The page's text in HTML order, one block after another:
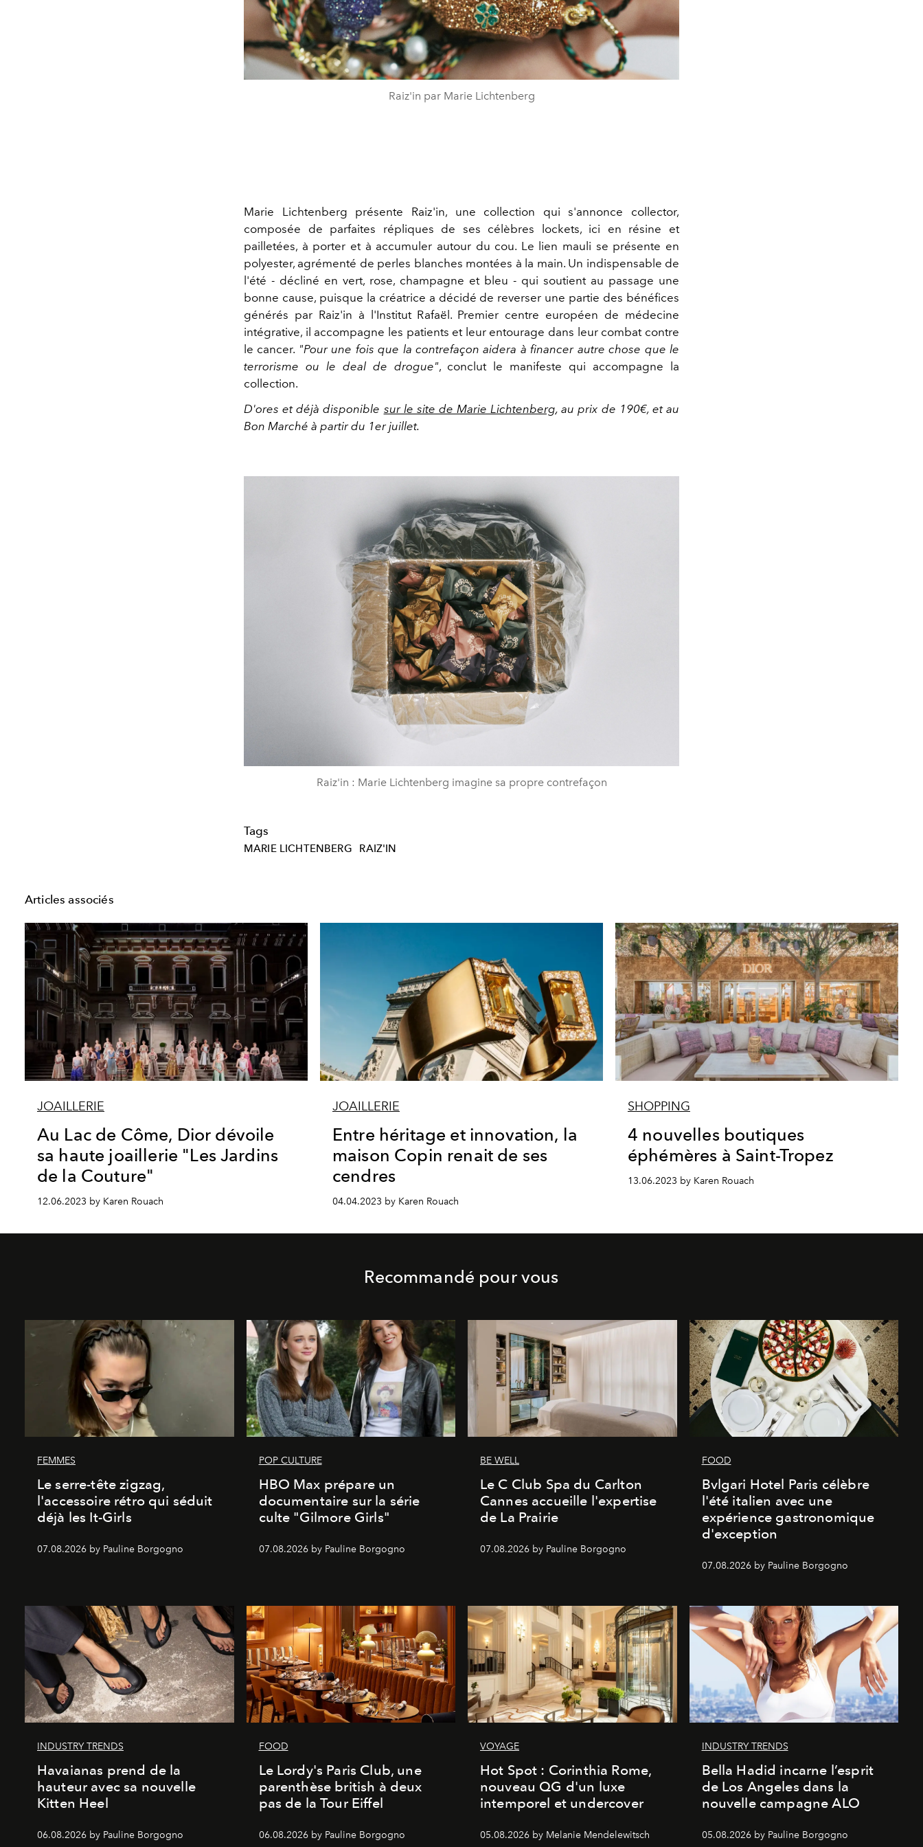
Raiz'in par Marie Lichtenberg
Marie Lichtenberg présente Raiz'in, une collection qui s'annonce collector,
composée de parfaites répliques de ses célèbres lockets, ici en résine et
pailletées, à porter et à accumuler autour du cou. Le lien mauli se présente en
polyester, agrémenté de perles blanches montées à la main. Un indispensable de
l'été - décliné en vert, rose, champagne et bleu - qui soutient au passage une
bonne cause, puisque la créatrice a décidé de reverser une partie des bénéfices
générés par Raiz'in à l'Institut Rafaël. Premier centre européen de médecine
intégrative, il accompagne les patients et leur entourage dans leur combat contre
le cancer. "Pour une fois que la contrefaçon aidera à financer autre chose que le
terrorisme ou le deal de drogue", conclut le manifeste qui accompagne la
collection.
D'ores et déjà disponible sur le site de Marie Lichtenberg, au prix de 190€, et au
Bon Marché à partir du 1er juillet.
Raiz'in : Marie Lichtenberg imagine sa propre contrefaçon
Tags
MARIE LICHTENBERG RAIZ'IN
Articles associés
JOAILLERIE
Au Lac de Côme, Dior dévoile
sa haute joaillerie "Les Jardins
de la Couture"
12.06.2023 by Karen Rouach
JOAILLERIE
Entre héritage et innovation, la
maison Copin renait de ses
cendres
04.04.2023 by Karen Rouach
SHOPPING
4 nouvelles boutiques
éphémères à Saint-Tropez
13.06.2023 by Karen Rouach
Recommandé pour vous
FEMMES
Le serre-tête zigzag,
l'accessoire rétro qui séduit
déjà les It-Girls
07.08.2026 by Pauline Borgogno
POP CULTURE
HBO Max prépare un
documentaire sur la série
culte "Gilmore Girls"
07.08.2026 by Pauline Borgogno
BE WELL
Le C Club Spa du Carlton
Cannes accueille l'expertise
de La Prairie
07.08.2026 by Pauline Borgogno
FOOD
Bvlgari Hotel Paris célèbre
l'été italien avec une
expérience gastronomique
d'exception
07.08.2026 by Pauline Borgogno
INDUSTRY TRENDS
Havaianas prend de la
hauteur avec sa nouvelle
Kitten Heel
06.08.2026 by Pauline Borgogno
FOOD
Le Lordy's Paris Club, une
parenthèse british à deux
pas de la Tour Eiffel
06.08.2026 by Pauline Borgogno
VOYAGE
Hot Spot : Corinthia Rome,
nouveau QG d'un luxe
intemporel et undercover
05.08.2026 by Melanie Mendelewitsch
INDUSTRY TRENDS
Bella Hadid incarne l’esprit
de Los Angeles dans la
nouvelle campagne ALO
05.08.2026 by Pauline Borgogno